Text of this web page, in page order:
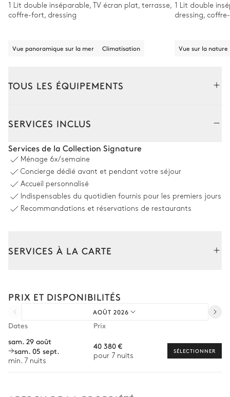
1 Lit double inséparable, TV écran plat, terrasse,
coffre-fort, dressing
Vue panoramique sur la mer Climatisation
1 Lit double
dressing,
Vue sur la nature
TOUS LES ÉQUIPEMENTS
Vue panoramique sur la mer
Piscine
Chauffable · Au chlore
Dimensions : L = 6m, l = 2,4m
Double transats
Vue panoramique sur la mer
Piscine
Non chauffée · Au chlore
2Double transats
4 Systèmes son
Table de ping pong
SERVICES INCLUS
Services de la Collection Signature
Ménage 6x/semaine
Concierge dédié avant et pendant votre séjour
Accueil personnalisé
Indispensables du quotidien fournis pour les premiers jours
Recommandations et réservations de restaurants
SERVICES À LA CARTE
Transfert à l'arrivée et au départ
Courses livrées avant l'arrivée
Chef à domicile
PRIX ET DISPONIBILITÉS
AOÛT 2026
Dates
Prix
sam. 29 août
sam. 05 sept.
min. 7 nuits
40 380 €
pour 7 nuits
SÉLECTIONNER